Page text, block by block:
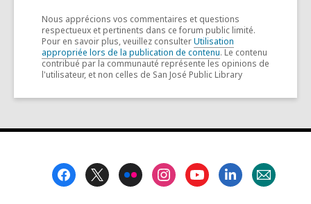
Nous apprécions vos commentaires et questions
respectueux et pertinents dans ce forum public limité.
Pour en savoir plus, veuillez consulterUtilisation
appropriée lors de la publication de contenu. Le contenu
contribué par la communauté représente les opinions de
l'utilisateur, et non celles de San José Public Library